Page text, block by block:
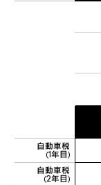
自動車税
(1年目)
自動車税
(2年目)